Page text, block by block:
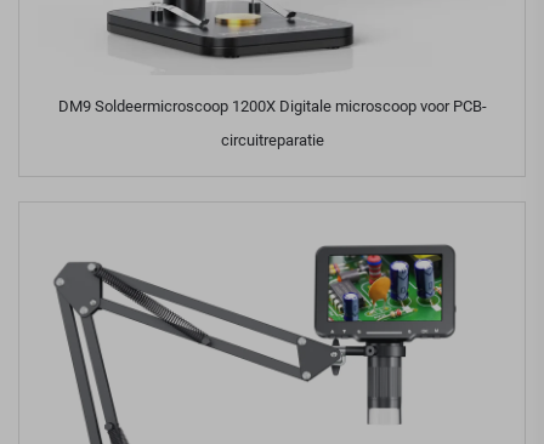
DM9 Soldeermicroscoop 1200X Digitale microscoop voor PCB-
circuitreparatie